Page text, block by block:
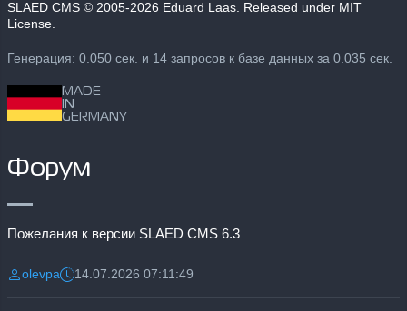
SLAED CMS © 2005-2026 Eduard Laas. Released under MIT
License.
Генерация: 0.050 сек. и 14 запросов к базе данных за 0.035 сек.
MADE
IN
GERMANY
Форум
Пожелания к версии SLAED CMS 6.3
Разместил:
olevpaДата:14.07.2026 07:11:49